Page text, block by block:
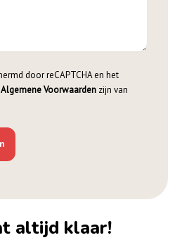
door reCAPTCHA en het
Algemene Voorwaarden zijn van
altijd klaar!